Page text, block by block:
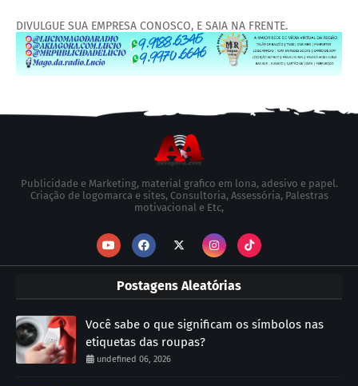
DIVULGUE SUA EMPRESA CONOSCO, E SAIA NA FRENTE.
Publicidade e Marketing, material grafico em lona, adesivo e papel.
Criação de logomarca e sites, Consultoria, Assessória, Palestras
motivacional e Etc,
Postagens Aleatórias
Você sabe o que significam os símbolos nas
etiquetas das roupas?
undefined 06, 2026